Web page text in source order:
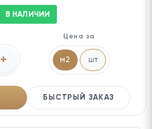
В НАЛИЧИИ
+
Цена за
м2 шт
БЫСТРЫЙ ЗАКАЗ